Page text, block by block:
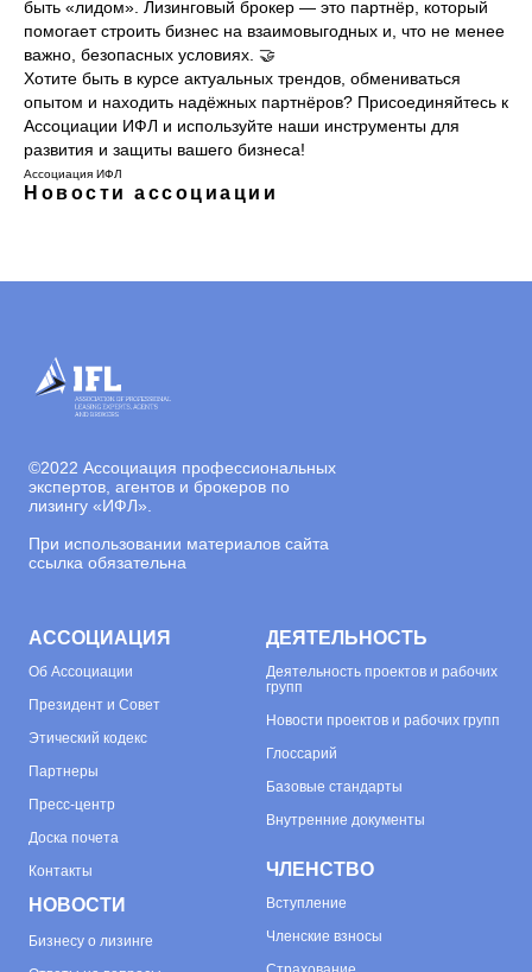
быть «лидом». Лизинговый брокер — это партнёр, который
помогает строить бизнес на взаимовыгодных и, что не менее
важно, безопасных условиях. 🤝
Хотите быть в курсе актуальных трендов, обмениваться
опытом и находить надёжных партнёров? Присоединяйтесь к
Ассоциации ИФЛ и используйте наши инструменты для
развития и защиты вашего бизнеса!
Ассоциация ИФЛ
Новости ассоциации
©2022 Ассоциация профессиональных
экспертов, агентов и брокеров по
лизингу «ИФЛ».
При использовании материалов сайта
ссылка обязательна
АССОЦИАЦИЯ
Об Ассоциации
Президент и Совет
Этический кодекс
Партнеры
Пресс-центр
Доска почета
Контакты
НОВОСТИ
Бизнесу о лизинге
ДЕЯТЕЛЬНОСТЬ
Деятельность проектов и рабочих
групп
Новости проектов и рабочих групп
Глоссарий
Базовые стандарты
Внутренние документы
ЧЛЕНСТВО
Вступление
Членские взносы